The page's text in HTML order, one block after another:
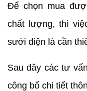
Để chọn mua
chất lượng, thì
sưởi điện là cần
Sau đây các tư
công bố chi tiết